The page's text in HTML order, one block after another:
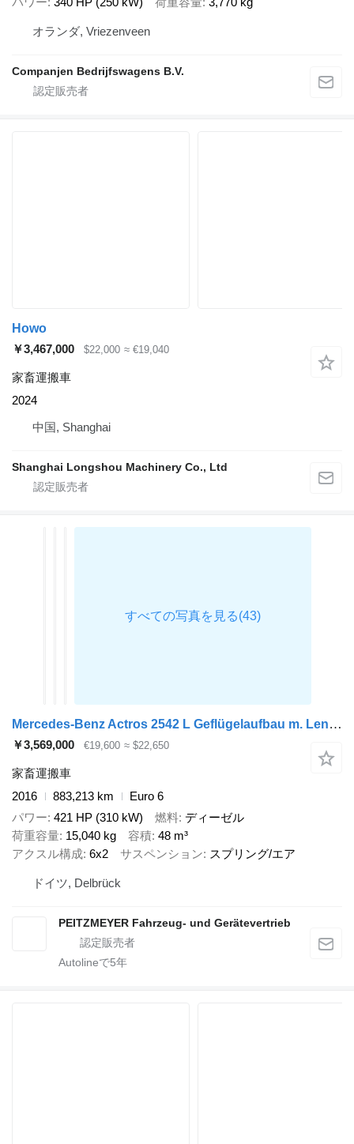
オランダ, Vriezenveen
Companjen Bedrijfswagens B.V.
Howo
￥3,467,000
$22,000 ≈ €19,040
家畜運搬車
2024
中国, Shanghai
Shanghai Longshou Machinery Co., Ltd
Mercedes-Benz Actros 2542 L Geflügelaufbau m. Lenkachse
￥3,569,000 €19,600 ≈ $22,650
家畜運搬車
2016
883,213 km
Euro 6
パワー 421 HP (310 kW) 燃料 ディーゼル
荷重容量 15,040 kg 容積 48 m³
アクスル構成 6x2 サスペンション スプリング/エア
ドイツ, Delbrück
PEITZMEYER Fahrzeug- und Gerätevertrieb
Autolineで5年